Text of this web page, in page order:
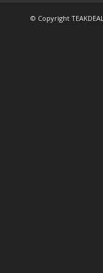
© Copyright